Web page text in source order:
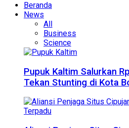
Beranda
News
All
Business
Science
Pupuk Kaltim Salurkan
Tekan Stunting di Kota